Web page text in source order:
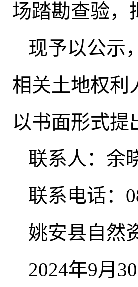
场踏勘查验，
现予以公示
相关土地权利
以书面形式提
联系人：余
联系电话：
姚安县自然
2024年9月